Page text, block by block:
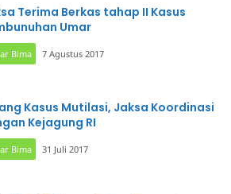
Terima Berkas tahap II Kasus
Umar
Bima 7 Agustus 2017
Kasus Mutilasi, Jaksa Koordinasi
Kejagung RI
Bima 31 Juli 2017